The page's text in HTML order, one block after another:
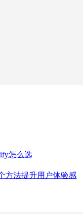
怎么选
方法提升用户体验感